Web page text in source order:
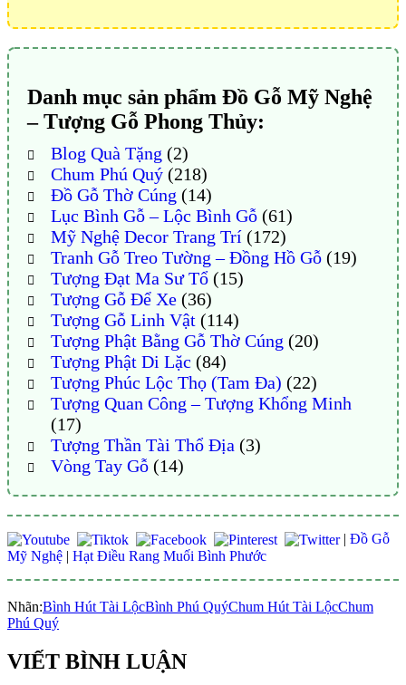
Danh mục sản phẩm Đồ Gỗ Mỹ Nghệ
– Tượng Gỗ Phong Thủy:
Blog Quà Tặng (2)
Chum Phú Quý(218)
Đồ Gỗ Thờ Cúng (14)
Lục Bình Gỗ – Lộc Bình Gỗ(61)
Mỹ Nghệ Decor Trang Trí(172)
Tranh Gỗ Treo Tường – Đồng Hồ Gỗ(19)
Tượng Đạt Ma Sư Tổ(15)
Tượng Gỗ Để Xe(36)
Tượng Gỗ Linh Vật(114)
Tượng Phật Bằng Gỗ Thờ Cúng (20)
Tượng Phật Di Lặc (84)
Tượng Phúc Lộc Thọ (Tam Đa) (22)
Tượng Quan Công – Tượng Khổng Minh
(17)
Tượng Thần Tài Thổ Địa (3)
Vòng Tay Gỗ(14)
| Đồ Gỗ
Mỹ Nghệ | Hạt Điều Rang Muối Bình Phước
Nhãn:Bình Hút Tài LộcBình Phú QuýChum Hút Tài LộcChum
Phú Quý
VIẾT BÌNH LUẬN